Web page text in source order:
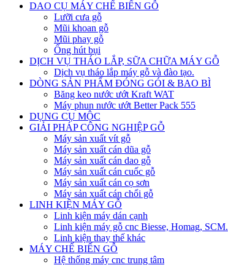
DAO CỤ MÁY CHẾ BIẾN GỖ
Lưỡi cưa gỗ
Mũi khoan gỗ
Mũi phay gỗ
Ống hút bụi
DỊCH VỤ THÁO LẮP, SỮA CHỮA MÁY GỖ
Dịch vụ tháo lắp máy gỗ và đào tạo.
DÒNG SẢN PHẨM ĐÓNG GÓI & BAO BÌ
Băng keo nước ướt Kraft WAT
Máy phun nước ướt Better Pack 555
DỤNG CỤ MỘC
GIẢI PHÁP CÔNG NGHIỆP GỖ
Máy sản xuất vít gỗ
Máy sản xuất cán dũa gỗ
Máy sản xuất cán dao gỗ
Máy sản xuất cán cuốc gỗ
Máy sản xuất cán cọ sơn
Máy sản xuất cán chổi gỗ
LINH KIỆN MÁY GỖ
Linh kiện máy dán cạnh
Linh kiện máy gỗ cnc Biesse, Homag, SCM.
Linh kiện thay thế khác
MÁY CHẾ BIẾN GỖ
Hệ thống máy cnc trung tâm